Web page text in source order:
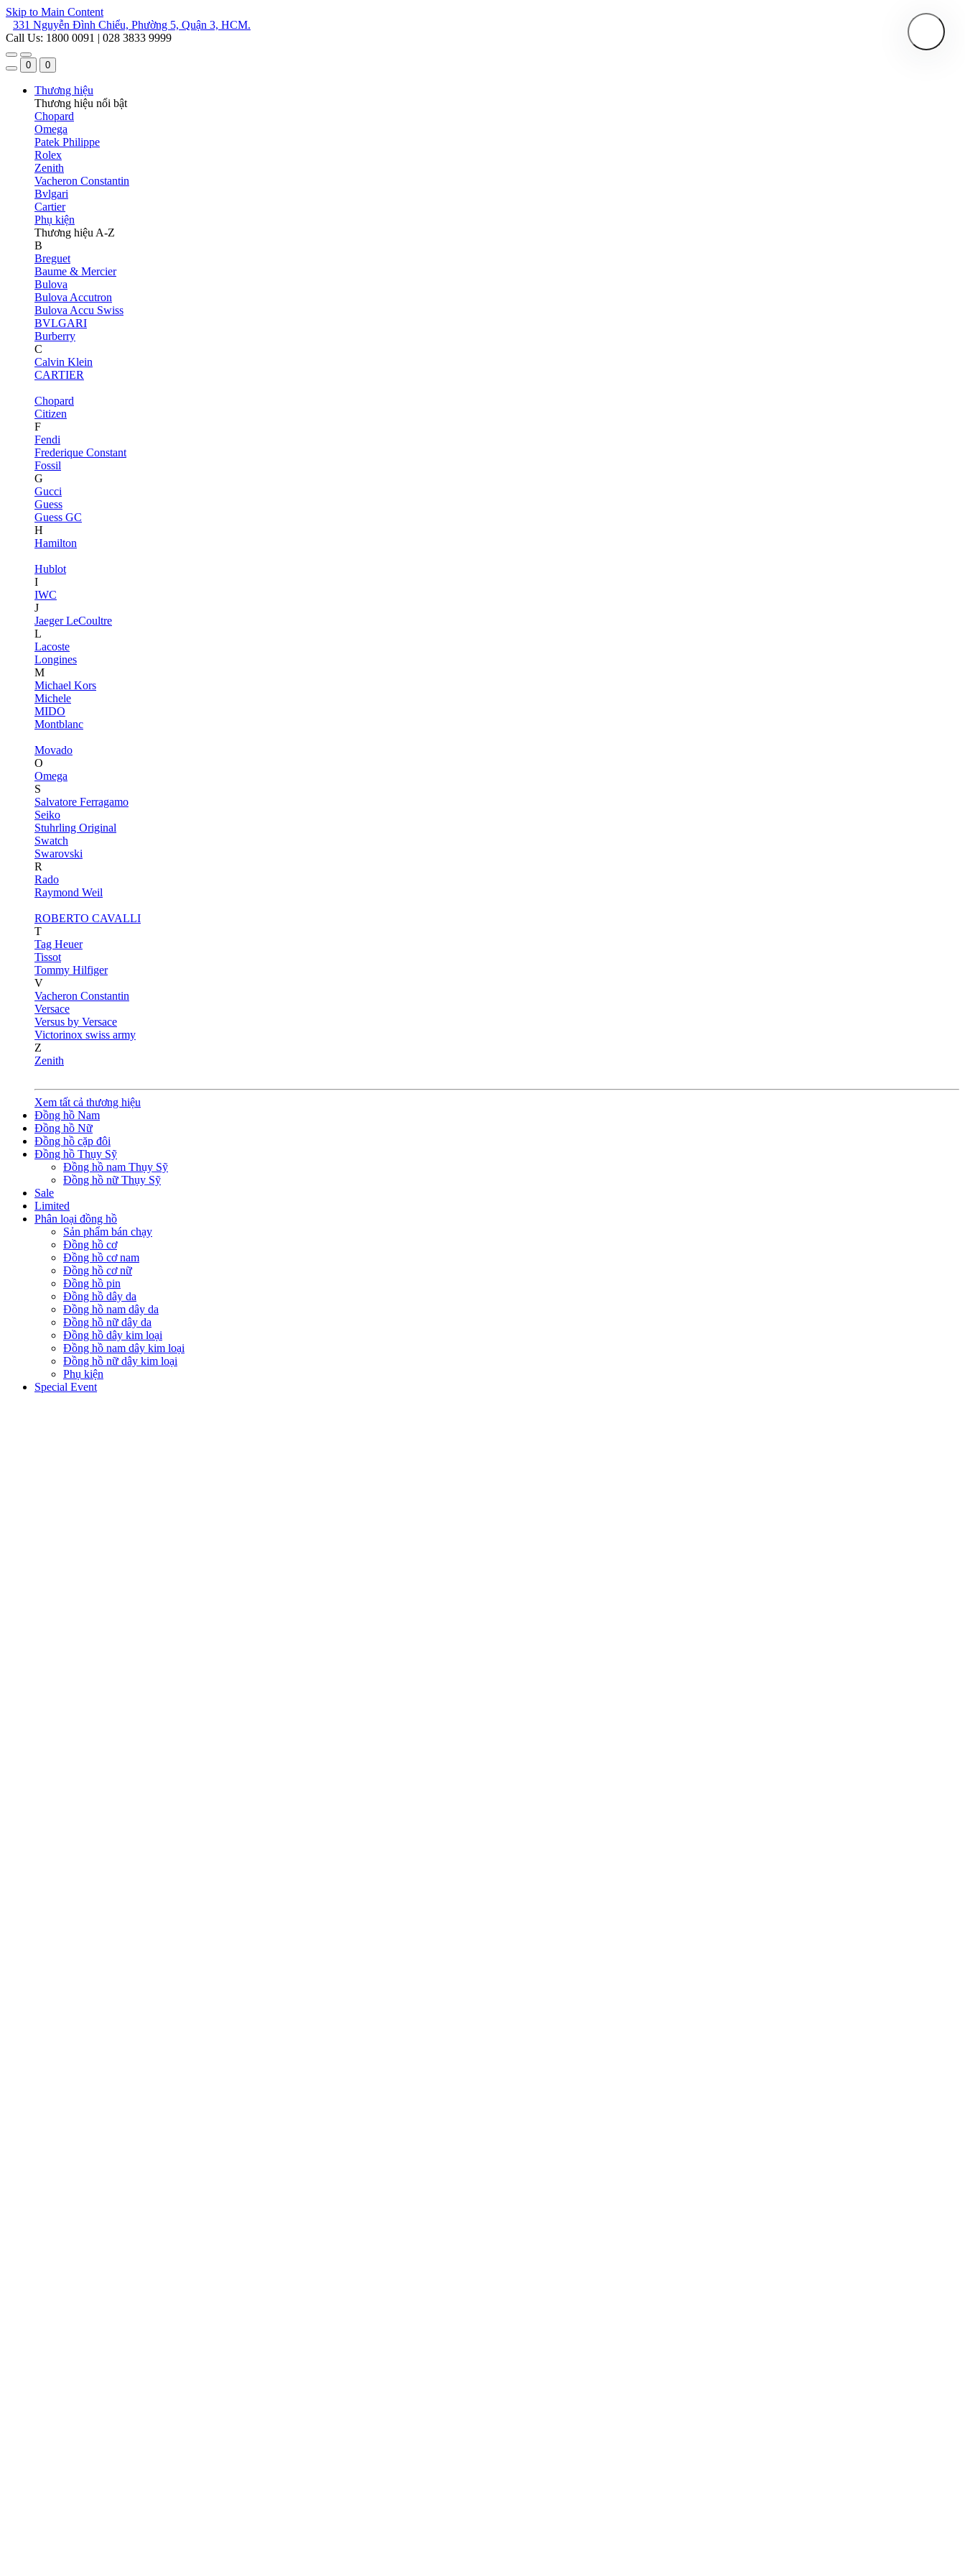
Skip to Main Content
331 Nguyễn Đình Chiểu, Phường 5, Quận 3, HCM.
Call Us: 1800 0091 | 028 3833 9999
0 0
Thương hiệu
Thương hiệu nổi bật
Chopard
Omega
Patek Philippe
Rolex
Zenith
Vacheron Constantin
Bvlgari
Cartier
Phụ kiện
Thương hiệu A-Z
B
Breguet
Baume & Mercier
Bulova
Bulova Accutron
Bulova Accu Swiss
BVLGARI
Burberry
C
Calvin Klein
CARTIER
Chopard
Citizen
F
Fendi
Frederique Constant
Fossil
G
Gucci
Guess
Guess GC
H
Hamilton
Hublot
I
IWC
J
Jaeger LeCoultre
L
Lacoste
Longines
M
Michael Kors
Michele
MIDO
Montblanc
Movado
O
Omega
S
Salvatore Ferragamo
Seiko
Stuhrling Original
Swatch
Swarovski
R
Rado
Raymond Weil
ROBERTO CAVALLI
T
Tag Heuer
Tissot
Tommy Hilfiger
V
Vacheron Constantin
Versace
Versus by Versace
Victorinox swiss army
Z
Zenith
Xem tất cả thương hiệu
Đồng hồ Nam
Đồng hồ Nữ
Đồng hồ cặp đôi
Đồng hồ Thụy Sỹ
Đồng hồ nam Thụy Sỹ
Đồng hồ nữ Thụy Sỹ
Sale
Limited
Phân loại đồng hồ
Sản phẩm bán chạy
Đồng hồ cơ
Đồng hồ cơ nam
Đồng hồ cơ nữ
Đồng hồ pin
Đồng hồ dây da
Đồng hồ nam dây da
Đồng hồ nữ dây da
Đồng hồ dây kim loại
Đồng hồ nam dây kim loại
Đồng hồ nữ dây kim loại
Phụ kiện
Special Event